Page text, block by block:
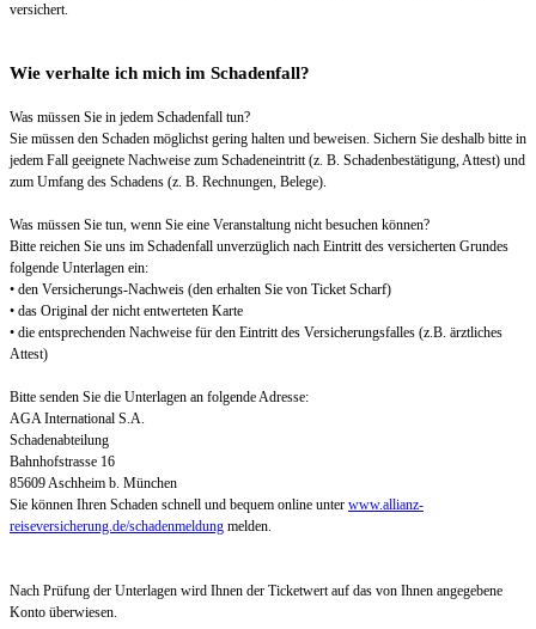
versichert.
Wie verhalte ich mich im Schadenfall?
Was müssen Sie in jedem Schadenfall tun?
Sie müssen den Schaden möglichst gering halten und beweisen. Sichern Sie deshalb bitte in
jedem Fall geeignete Nachweise zum Schadeneintritt (z. B. Schadenbestätigung, Attest) und
zum Umfang des Schadens (z. B. Rechnungen, Belege).
Was müssen Sie tun, wenn Sie eine Veranstaltung nicht besuchen können?
Bitte reichen Sie uns im Schadenfall unverzüglich nach Eintritt des versicherten Grundes
folgende Unterlagen ein:
• den Versicherungs-Nachweis (den erhalten Sie von Ticket Scharf)
• das Original der nicht entwerteten Karte
• die entsprechenden Nachweise für den Eintritt des Versicherungsfalles (z.B. ärztliches
Attest)
Bitte senden Sie die Unterlagen an folgende Adresse:
AGA International S.A.
Schadenabteilung
Bahnhofstrasse 16
85609 Aschheim b. München
Sie können Ihren Schaden schnell und bequem online unter www.allianz-
reiseversicherung.de/schadenmeldung melden.
Nach Prüfung der Unterlagen wird Ihnen der Ticketwert auf das von Ihnen angegebene
Konto überwiesen.